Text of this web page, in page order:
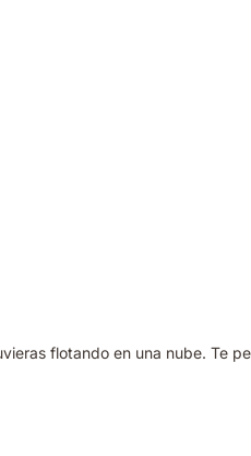
flotando en una nube. Te